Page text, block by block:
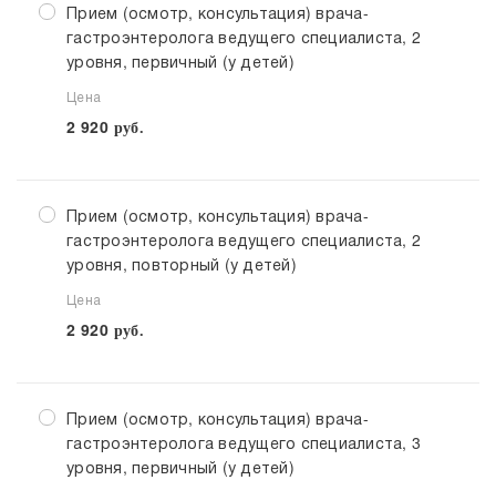
Прием (осмотр, консультация) врача-
гастроэнтеролога ведущего специалиста, 2
уровня, первичный (у детей)
Цена
2 920 руб.
Прием (осмотр, консультация) врача-
гастроэнтеролога ведущего специалиста, 2
уровня, повторный (у детей)
Цена
2 920 руб.
Прием (осмотр, консультация) врача-
гастроэнтеролога ведущего специалиста, 3
уровня, первичный (у детей)